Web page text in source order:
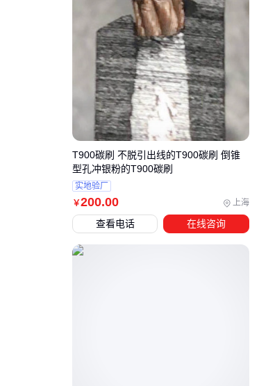
￥200.00 上海
T900碳刷 不脱引出线的T900碳刷 倒锥
型孔冲银粉的T900碳刷
实地验厂
查看电话 在线咨询